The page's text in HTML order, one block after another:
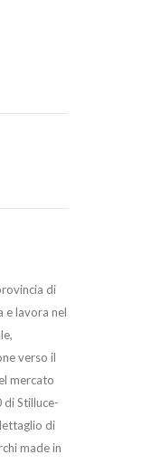
di
e lavora nel
verso il
mercato
Stilluce-
di
made in